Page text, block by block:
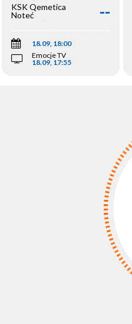
KSK Qemetica
Noteć
Inowrocław
--
18.09, 18:00
Emocje TV
18.09, 17:55